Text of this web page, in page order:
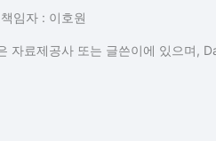
임자 : 이호원
자료제공사 또는 글쓴이에 있으며,